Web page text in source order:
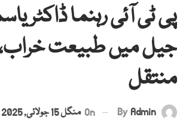
پی ٹی آئی رہنما ڈاکٹر
جیل میں طبیعت
منتقل
By Admin
On منگل 15 جولائی, 2025